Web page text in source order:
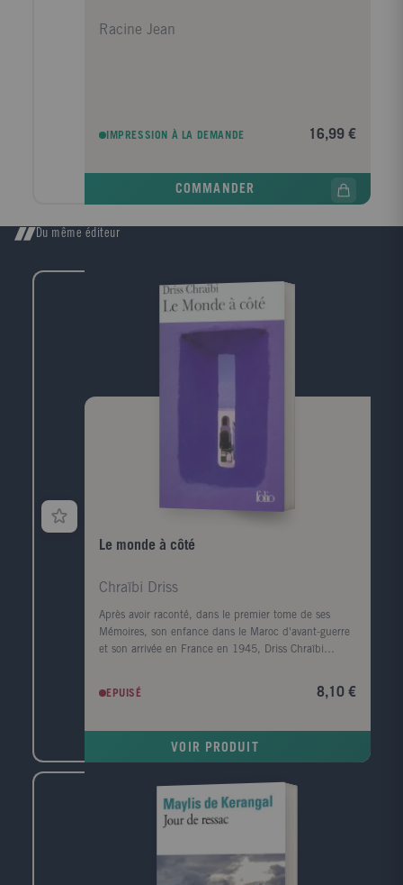
Racine Jean
IMPRESSION À LA DEMANDE 16,99 €
COMMANDER
Du même éditeur
Le monde à côté
Chraïbi Driss
Après avoir raconté, dans le premier tome de ses
Mémoires, son enfance dans le Maroc d'avant-guerre
et son arrivée en France en 1945, Driss Chraïbi
début des années 50, il découvre une autre planète,
l'Alsace, et s'y installe avec sa femme dans une sorte
communauté maghrébine trouve en lui l'une de ses
ensuite les années France Culture, les années
canadiennes, les années à l'Ile d'Yeu, les amis et les
rencontres (François Mitterrand, Lucien Bodard...),
EPUISÉ 8,10 €
VOIR PRODUIT